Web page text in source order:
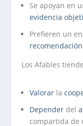
Se apoyan en
evidencia
Prefieren un
recomendación
Los Afables
Valorar la
Depender del
compartida de